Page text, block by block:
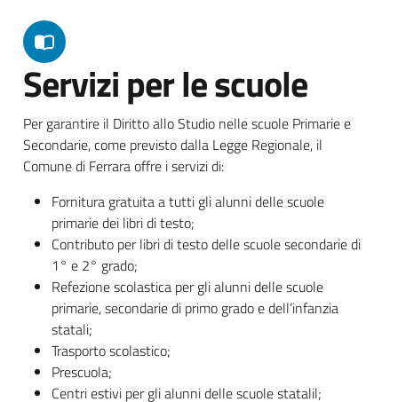
Servizi per le scuole
Per garantire il Diritto allo Studio nelle scuole Primarie e
Secondarie, come previsto dalla Legge Regionale, il
Comune di Ferrara offre i servizi di:
Fornitura gratuita a tutti gli alunni delle scuole
primarie dei libri di testo;
Contributo per libri di testo delle scuole secondarie di
1° e 2° grado;
Refezione scolastica per gli alunni delle scuole
primarie, secondarie di primo grado e dell’infanzia
statali;
Trasporto scolastico;
Prescuola;
Centri estivi per gli alunni delle scuole statalil;